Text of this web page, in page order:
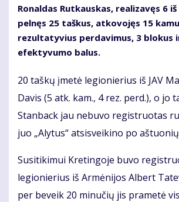
Ronaldas Rutkauskas, realizavęs 6
pelnęs 25 taškus, atkovojęs 15
rezultatyvius perdavimus, 3 blokus
efektyvumo balus.
20 taškų įmetė legionierius iš JAV
Davis (5 atk. kam., 4 rez. perd.), o jo
Stanback jau nebuvo registruotas
juo „Alytus“ atsisveikino po
Susitikimui Kretingoje buvo
legionierius iš Armėnijos Albert
per beveik 20 minučių jis prametė